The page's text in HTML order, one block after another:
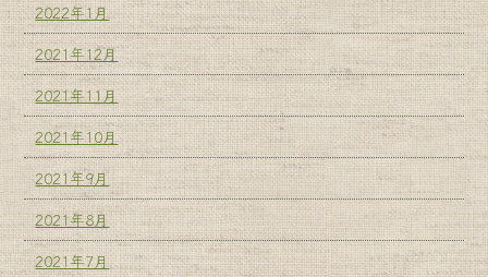
2022年1月
2021年12月
2021年11月
2021年10月
2021年9月
2021年8月
2021年7月